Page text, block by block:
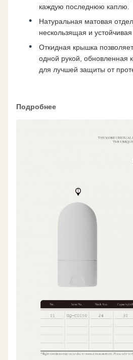
каждую последнюю каплю.
Натуральная матовая
нескользящая и
Откидная крышка
одной рукой, обновленная
для лучшей защиты от
Подробнее